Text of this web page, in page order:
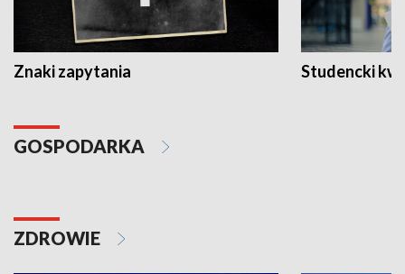
Znaki zapytania Studencki
GOSPODARKA
ZDROWIE